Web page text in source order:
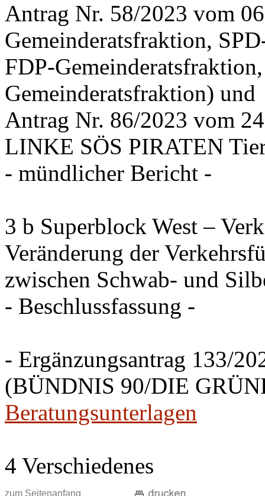
Antrag Nr. 58/2023 vom
Gemeinderatsfraktion,
FDP-
Gemeinderatsfraktion) und
Antrag Nr. 86/2023 vom
LINKE SÖS PIRATEN
- mündlicher Bericht -
3 b Superblock West –
Veränderung der
zwischen Schwab- und
- Beschlussfassung -
- Ergänzungsantrag 133/
(BÜNDNIS 90/DIE
Beratungsunterlagen
4 Verschiedenes
zum Seitenanfang